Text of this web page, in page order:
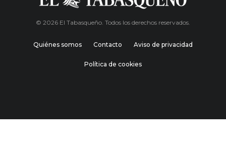
© 2026 El Tabasqueño. Todos los derechos reservados.
Quiénes somos Contacto Aviso de privacidad
Política de cookies